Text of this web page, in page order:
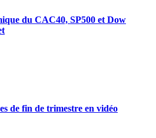
du CAC40, SP500 et Dow
de fin de trimestre en vidéo